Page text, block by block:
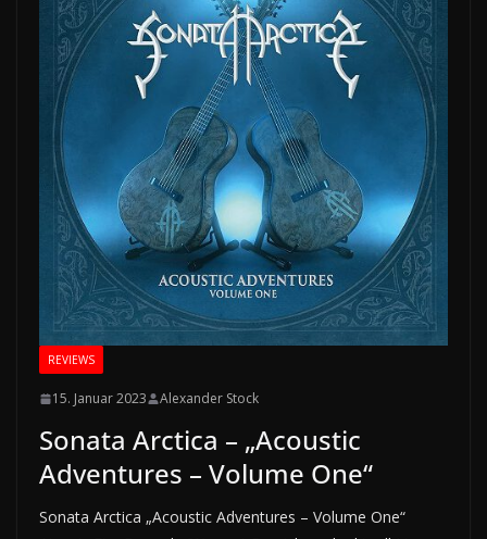
REVIEWS
15. Januar 2023 Alexander Stock
Sonata Arctica – „Acoustic
Adventures – Volume One“
Sonata Arctica „Acoustic Adventures – Volume One“